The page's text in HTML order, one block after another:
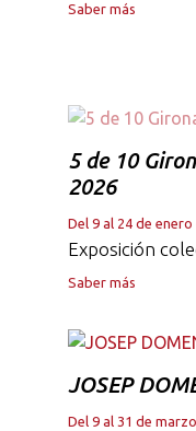
Saber más
5 de 10
2026
Del 9 al 24 de enero
Exposición
Saber más
JOSEP
Del 9 al 31 de